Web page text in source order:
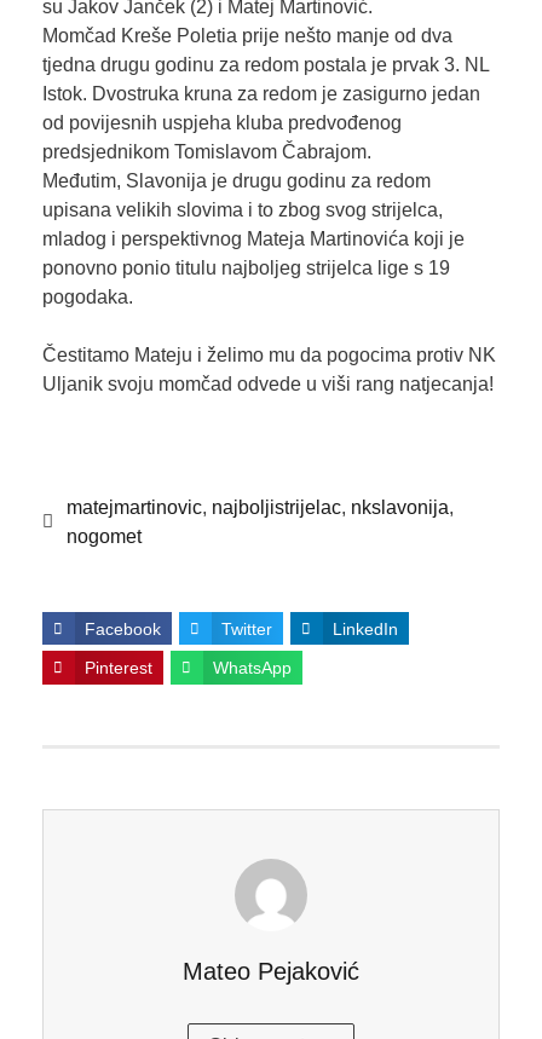
su Jakov Janček (2) i Matej Martinović.
Momčad Kreše Poletia prije nešto manje od dva
tjedna drugu godinu za redom postala je prvak 3. NL
Istok. Dvostruka kruna za redom je zasigurno jedan
od povijesnih uspjeha kluba predvođenog
predsjednikom Tomislavom Čabrajom.
Međutim, Slavonija je drugu godinu za redom
upisana velikih slovima i to zbog svog strijelca,
mladog i perspektivnog Mateja Martinovića koji je
ponovno ponio titulu najboljeg strijelca lige s 19
pogodaka.
Čestitamo Mateju i želimo mu da pogocima protiv NK
Uljanik svoju momčad odvede u viši rang natjecanja!
matejmartinovic, najboljistrijelac, nkslavonija,
nogomet
Facebook Twitter LinkedIn
Pinterest WhatsApp
Mateo Pejaković